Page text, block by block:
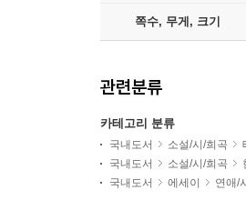
쪽수, 무게, 크기
관련분류
카테고리 분류
국내도서 소설/시/희곡
국내도서
소설/시/희곡
국내도서
에세이 연애/